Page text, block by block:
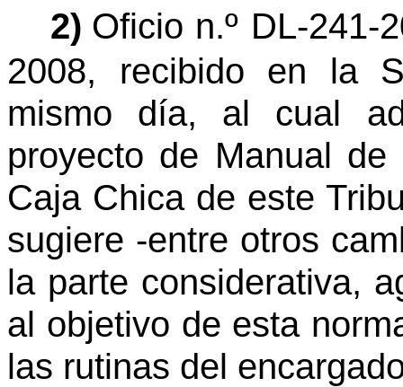
2) Oficio n.º DL-241-
2008, recibido en la
mismo día, al cual
proyecto de Manual
Caja Chica de este
sugiere -entre otros
la parte considerativa,
al objetivo de esta
las rutinas del